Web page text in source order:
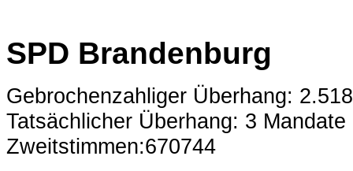
SPD Brandenburg
Gebrochenzahliger Überhang:
Tatsächlicher Überhang: 3 Mandate
Zweitstimmen:670744